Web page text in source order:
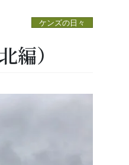
ケンズの日々
編）